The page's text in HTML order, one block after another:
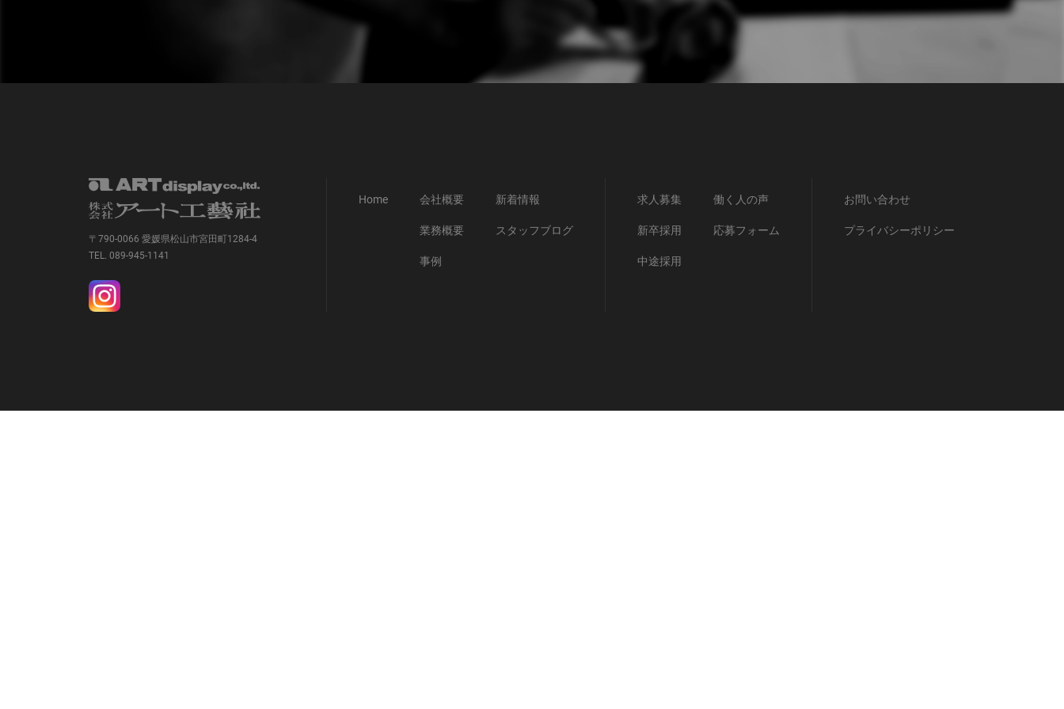
〒790-0066 愛媛県松山市宮田町1284-4
TEL. 089-945-1141
Home 会社概要
業務概要
事例
新着情報
スタッフブログ
求人募集
新卒採用
中途採用
働く人の声
応募フォーム
お問い合わせ
プライバシーポリシー